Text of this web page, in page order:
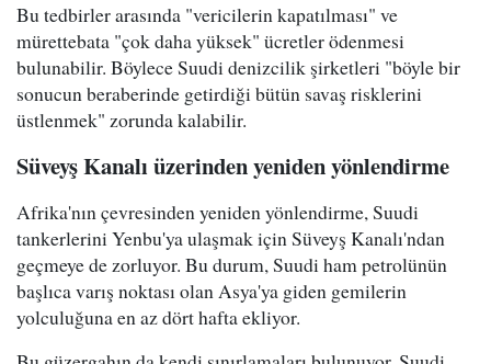
Bu tedbirler arasında "vericilerin kapatılması" ve
mürettebata "çok daha yüksek" ücretler ödenmesi
bulunabilir. Böylece Suudi denizcilik şirketleri "böyle bir
sonucun beraberinde getirdiği bütün savaş risklerini
üstlenmek" zorunda kalabilir.
Süveyş Kanalı üzerinden yeniden yönlendirme
Afrika'nın çevresinden yeniden yönlendirme, Suudi
tankerlerini Yenbu'ya ulaşmak için Süveyş Kanalı'ndan
geçmeye de zorluyor. Bu durum, Suudi ham petrolünün
başlıca varış noktası olan Asya'ya giden gemilerin
yolculuğuna en az dört hafta ekliyor.